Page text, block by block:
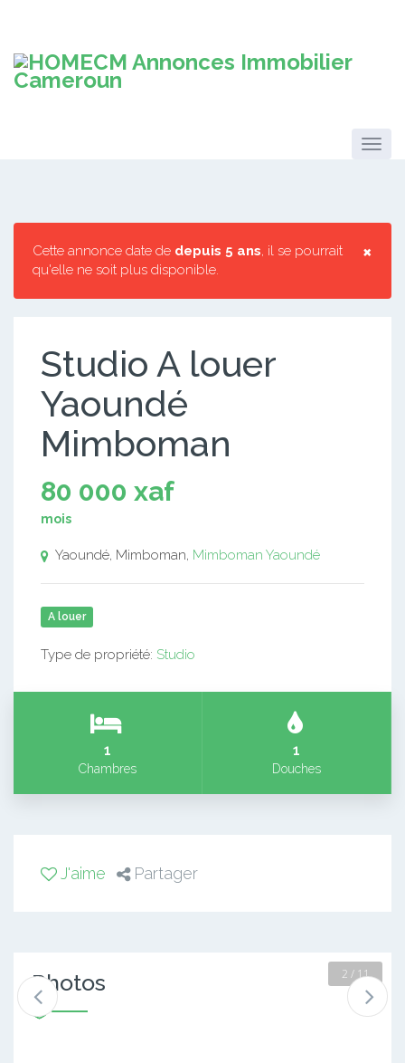
×
Cette annonce date de depuis 5 ans, il se pourrait
qu'elle ne soit plus disponible.
Studio A louer
Yaoundé
Mimboman
80 000 xaf
mois
Yaoundé, Mimboman, Mimboman Yaoundé
A louer
Type de propriété: Studio
1
Chambres
1
Douches
J'aime Partager
Photos 2 / 11